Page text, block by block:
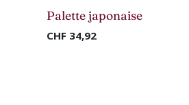
Nouveau !
Palette japonaise
CHF 34,92